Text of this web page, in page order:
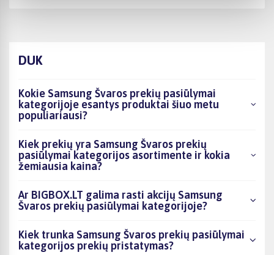
DUK
Kokie Samsung Švaros prekių pasiūlymai
kategorijoje esantys produktai šiuo metu
populiariausi?
Kiek prekių yra Samsung Švaros prekių
pasiūlymai kategorijos asortimente ir kokia
žemiausia kaina?
Ar BIGBOX.LT galima rasti akcijų Samsung
Švaros prekių pasiūlymai kategorijoje?
Kiek trunka Samsung Švaros prekių pasiūlymai
kategorijos prekių pristatymas?